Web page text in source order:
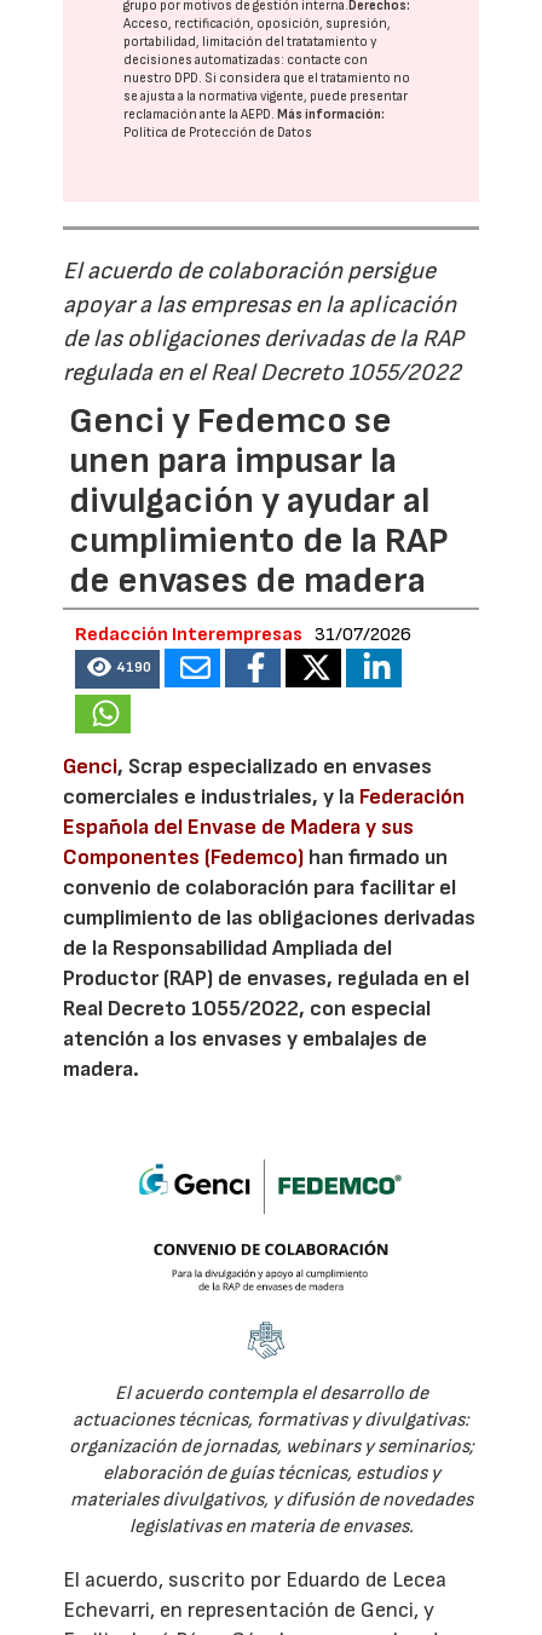
grupo por motivos de gestión interna. Derechos:
Acceso, rectificación, oposición, supresión,
portabilidad, limitación del tratatamiento y
decisiones automatizadas: contacte con
nuestro DPD . Si considera que el tratamiento no
se ajusta a la normativa vigente, puede presentar
reclamación ante laAEPD .Más información:
Política de Protección de Datos
El acuerdo de colaboración persigue
apoyar a las empresas en la aplicación
de las obligaciones derivadas de la RAP
regulada en el Real Decreto 1055/2022
Genci y Fedemco se
unen para impusar la
divulgación y ayudar al
cumplimiento de la RAP
de envases de madera
Redacción Interempresas 31/07/2026
4190
Genci, Scrap especializado en envases
comerciales e industriales, y la Federación
Española del Envase de Madera y sus
Componentes (Fedemco) han firmado un
convenio de colaboración para facilitar el
cumplimiento de las obligaciones derivadas
de la Responsabilidad Ampliada del
Productor (RAP) de envases, regulada en el
Real Decreto 1055/2022, con especial
atención a los envases y embalajes de
madera.
El acuerdo contempla el desarrollo de
actuaciones técnicas, formativas y divulgativas:
organización de jornadas, webinars y seminarios;
elaboración de guías técnicas, estudios y
materiales divulgativos, y difusión de novedades
legislativas en materia de envases.
El acuerdo, suscrito por Eduardo de Lecea
Echevarri, en representación de Genci, y